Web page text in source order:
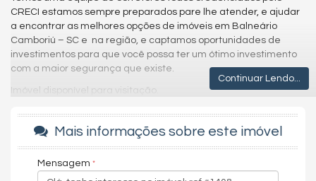
CRECI estamos sempre preparados pare lhe atender, e ajudar
a encontrar as melhores opções de imóveis em Balneário
Camboriú – SC e na região, e captamos oportunidades de
investimentos para que você possa ter um ótimo investimento
com a maior segurança que existe.
Imóvel disponível para visitação.
Agende uma visita agora mesmo e venha conhecer este lindo
imóvel.
Os valores estão sujeitos a alteração sem aviso prévio.
Continuar Lendo...
Mais informações sobre este imóvel
Mensagem